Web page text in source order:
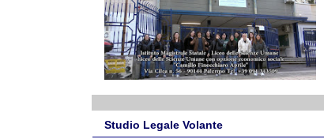
Studio Legale Volante